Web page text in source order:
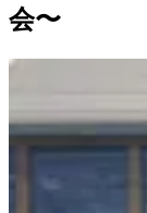
会〜